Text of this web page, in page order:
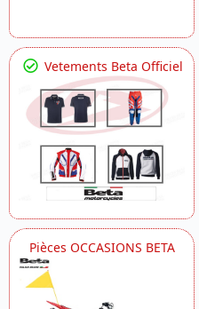
Vetements Beta Officiel
Pièces OCCASIONS BETA